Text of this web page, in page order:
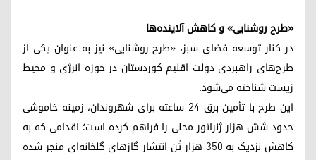
«طرح روشنایی» و کاهش آلاینده‌ها
در کنار توسعه فضای سبز، «طرح روشنایی» نیز به عنوان یکی از
طرح‌‌های راهبردی دولت اقلیم کوردستان در حوزه انرژی و محیط
زیست شناخته می‌شود.
این طرح با تأمین برق ۲۴ ساعته برای شهروندان، زمینه خاموشی
حدود شش هزار ژنراتور محلی را فراهم کرده است؛ اقدامی که به
کاهش نزدیک به ۳۵۰ هزار تُن انتشار گازهای گلخانه‌ای منجر شده